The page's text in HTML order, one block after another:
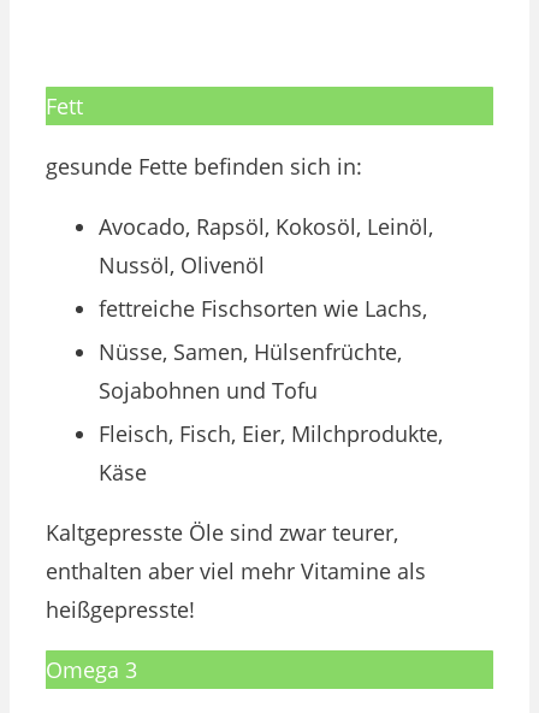
Fett
gesunde Fette befinden sich in:
Avocado, Rapsöl, Kokosöl, Leinöl,
Nussöl, Olivenöl
fettreiche Fischsorten wie Lachs,
Nüsse, Samen, Hülsenfrüchte,
Sojabohnen und Tofu
Fleisch, Fisch, Eier, Milchprodukte,
Käse
Kaltgepresste Öle sind zwar teurer,
enthalten aber viel mehr Vitamine als
heißgepresste!
Omega 3